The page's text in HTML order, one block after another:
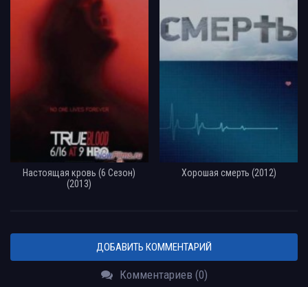
Настоящая кровь (6 Сезон)
(2013)
Хорошая смерть (2012)
ДОБАВИТЬ КОММЕНТАРИЙ
Комментариев (0)